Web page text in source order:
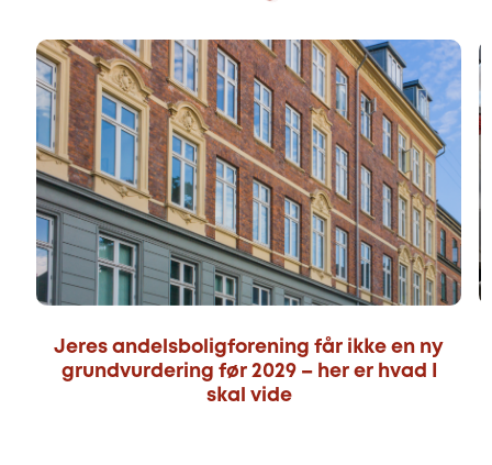
Jeres andelsboligforening får ikke en ny
grundvurdering før 2029 – her er hvad I
skal vide